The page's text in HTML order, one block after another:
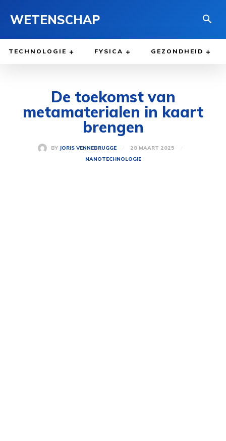
WETENSCHAP
TECHNOLOGIE FYSICA GEZONDHEID
De toekomst van
metamaterialen in kaart
brengen
BY JORIS VENNEBRUGGE
28 MAART 2025
NANOTECHNOLOGIE